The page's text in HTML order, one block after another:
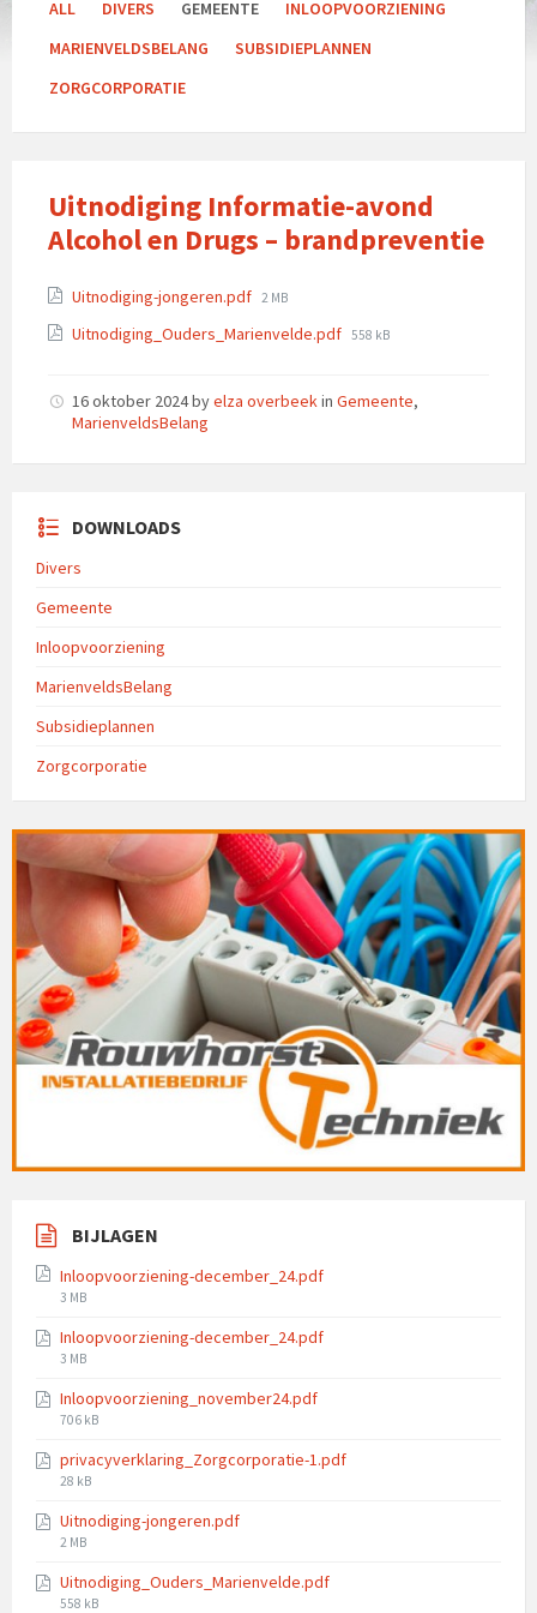
ALL DIVERS GEMEENTE
INLOOPVOORZIENING
MARIENVELDSBELANG
SUBSIDIEPLANNEN
ZORGCORPORATIE
Uitnodiging Informatie-avond
Alcohol en Drugs – brandpreventie
Attachments
Uitnodiging-jongeren.pdf File
2 MB
Uitnodiging_Ouders_Marienvelde.pdf File
558 kB
16 oktober 2024byelza overbeek in Gemeente,
MarienveldsBelang
DOWNLOADS
Divers
Gemeente
Inloopvoorziening
MarienveldsBelang
Subsidieplannen
Zorgcorporatie
BIJLAGEN
Inloopvoorziening-december_24.pdf
File
3 MB
Inloopvoorziening-december_24.pdf
File
3 MB
Inloopvoorziening_november24.pdf
File
706 kB
privacyverklaring_Zorgcorporatie-1.pdf
File
28 kB
Uitnodiging-jongeren.pdf
File
2 MB
Uitnodiging_Ouders_Marienvelde.pdf
File
558 kB